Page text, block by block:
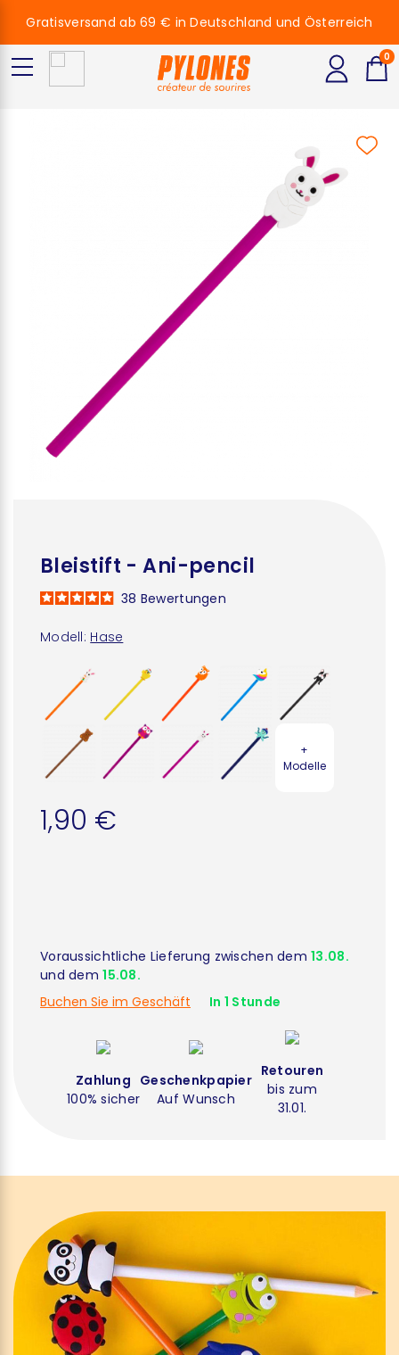
Bleistift - Ani-pencil
Modell: Hase
38 Bewertungen
+
Modelle
1,90 €
Voraussichtliche Lieferung zwischen dem13.08.
und dem15.08.
Buchen Sie im Geschäft
In 1 Stunde
Zahlung
100% sicher
Geschenkpapier
Auf Wunsch
Retouren
bis zum
31.01.
Gratisversand ab 69 € in Deutschland und Österreich
0